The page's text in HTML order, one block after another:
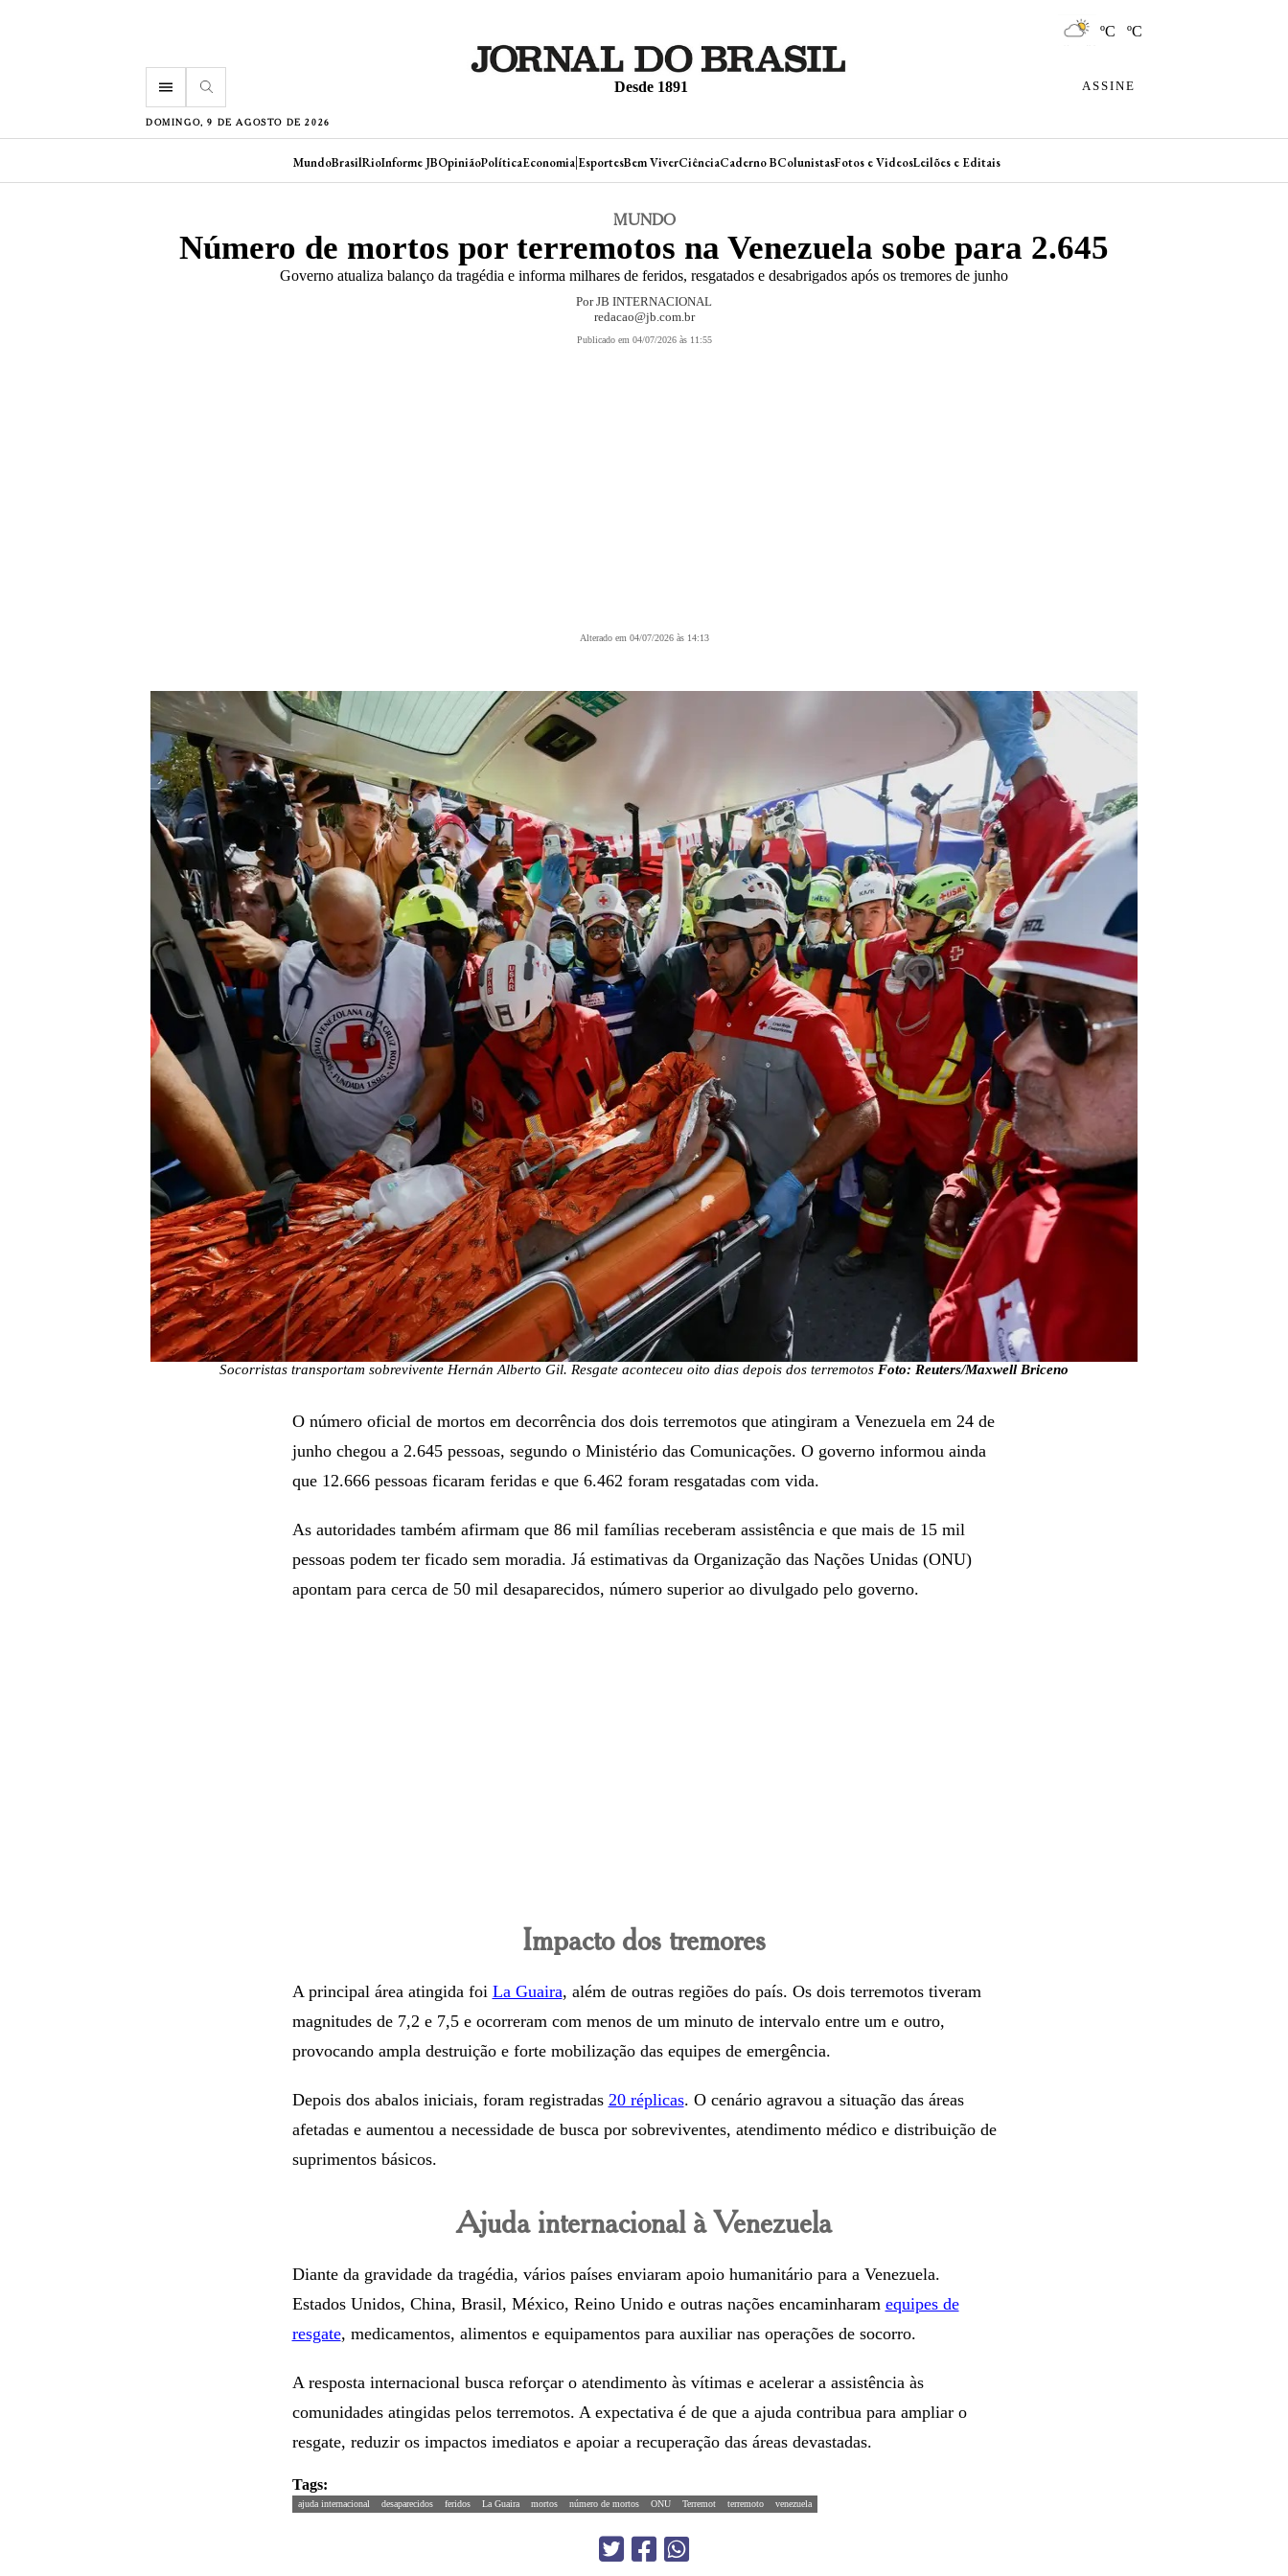
ºC ºC
menu Desde 1891 ASSINE
DOMINGO, 9 DE AGOSTO DE 2026
MundoBrasilRioInforme JBOpiniãoPolíticaEconomia|EsportesBem ViverCiênciaCaderno BColunistasFotos e VideosLeilões e Editais
MUNDO
Número de mortos por terremotos na Venezuela sobe para 2.645
Governo atualiza balanço da tragédia e informa milhares de feridos, resgatados e desabrigados após os tremores de junho
PorJB INTERNACIONAL
redacao@jb.com.br
Publicado em 04/07/2026 às 11:55
Alterado em 04/07/2026 às 14:13
Socorristas transportam sobrevivente Hernán Alberto Gil. Resgate aconteceu oito dias depois dos terremotos Foto: Reuters/Maxwell Briceno
O número oficial de mortos em decorrência dos dois terremotos que atingiram a Venezuela em 24 de
junho chegou a 2.645 pessoas, segundo o Ministério das Comunicações. O governo informou ainda
que 12.666 pessoas ficaram feridas e que 6.462 foram resgatadas com vida.
As autoridades também afirmam que 86 mil famílias receberam assistência e que mais de 15 mil
pessoas podem ter ficado sem moradia. Já estimativas da Organização das Nações Unidas (ONU)
apontam para cerca de 50 mil desaparecidos, número superior ao divulgado pelo governo.
Impacto dos tremores
A principal área atingida foi La Guaira, além de outras regiões do país. Os dois terremotos tiveram
magnitudes de 7,2 e 7,5 e ocorreram com menos de um minuto de intervalo entre um e outro,
provocando ampla destruição e forte mobilização das equipes de emergência.
Depois dos abalos iniciais, foram registradas 20 réplicas. O cenário agravou a situação das áreas
afetadas e aumentou a necessidade de busca por sobreviventes, atendimento médico e distribuição de
suprimentos básicos.
Ajuda internacional à Venezuela
Diante da gravidade da tragédia, vários países enviaram apoio humanitário para a Venezuela.
Estados Unidos, China, Brasil, México, Reino Unido e outras nações encaminharam equipes de
resgate, medicamentos, alimentos e equipamentos para auxiliar nas operações de socorro.
A resposta internacional busca reforçar o atendimento às vítimas e acelerar a assistência às
comunidades atingidas pelos terremotos. A expectativa é de que a ajuda contribua para ampliar o
resgate, reduzir os impactos imediatos e apoiar a recuperação das áreas devastadas.
Tags:
ajuda internacional desaparecidos feridos La Guaira mortos número de mortos ONU Terremot terremoto venezuela